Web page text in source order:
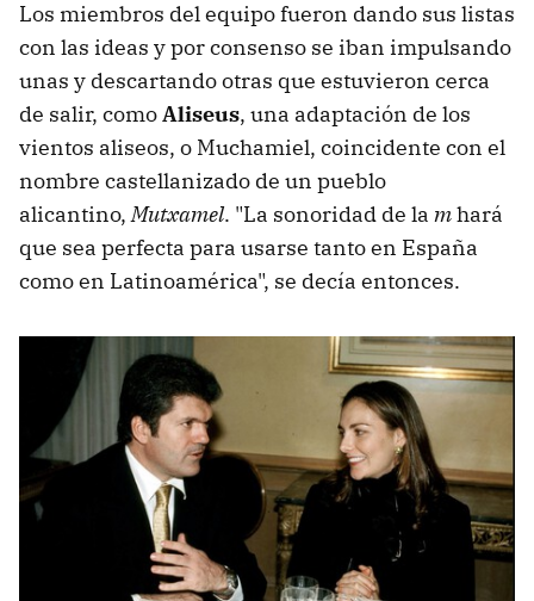
Los miembros del equipo fueron dando sus listas
con las ideas y por consenso se iban impulsando
unas y descartando otras que estuvieron cerca
de salir, comoAliseus, una adaptación de los
vientos aliseos, o Muchamiel, coincidente con el
nombre castellanizado de un pueblo
alicantino,Mutxamel. "La sonoridad de la mhará
que sea perfecta para usarse tanto en España
como en Latinoamérica", se decía entonces.